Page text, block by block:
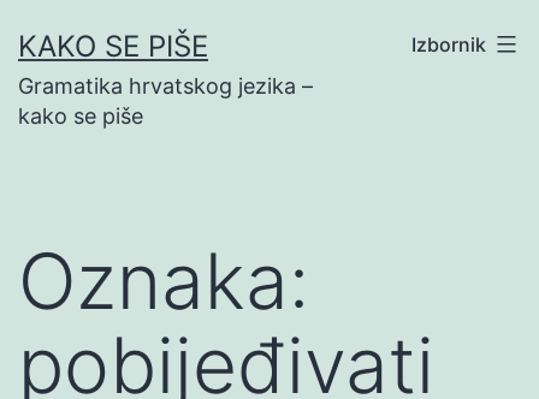
na
sadržaj
KAKO SE PIŠE
Gramatika hrvatskog jezika –
kako se piše
Izbornik
Oznaka:
pobijeđivati